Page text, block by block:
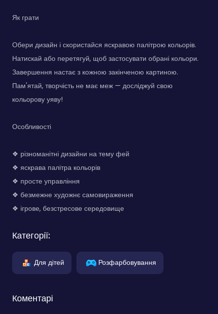
Як грати
Обери дизайн і скористайся яскравою палітрою кольорів.
Натискай або перетягуй, щоб застосувати обрані кольори.
Завершення настає з кожною закінченою картиною.
Пам'ятай, творчість не має меж — досліджуй свою
кольорову уяву!
Особливості
❖ різноманітні дизайни на тему фей
❖ яскрава палітра кольорів
❖ просте управління
❖ безмежне художнє самовираження
❖ ігрове, безстресове середовище
Категорії:
Для дітей Розфарбовування
Коментарі